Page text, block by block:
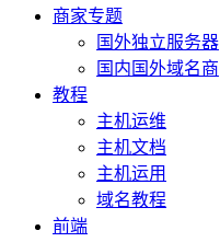
商家专题
国外独立服务器
国内国外域名商
教程
主机运维
主机文档
主机运用
域名教程
前端